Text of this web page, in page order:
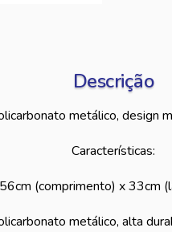
Descrição
metálico, design
Características:
(comprimento) x 33cm
metálico, alta